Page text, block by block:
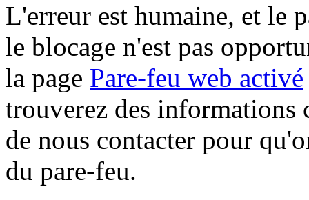
L'erreur est humaine, et le
le blocage n'est pas
la page Pare-feu web activé
trouverez des informations
de nous contacter pour
du pare-feu.